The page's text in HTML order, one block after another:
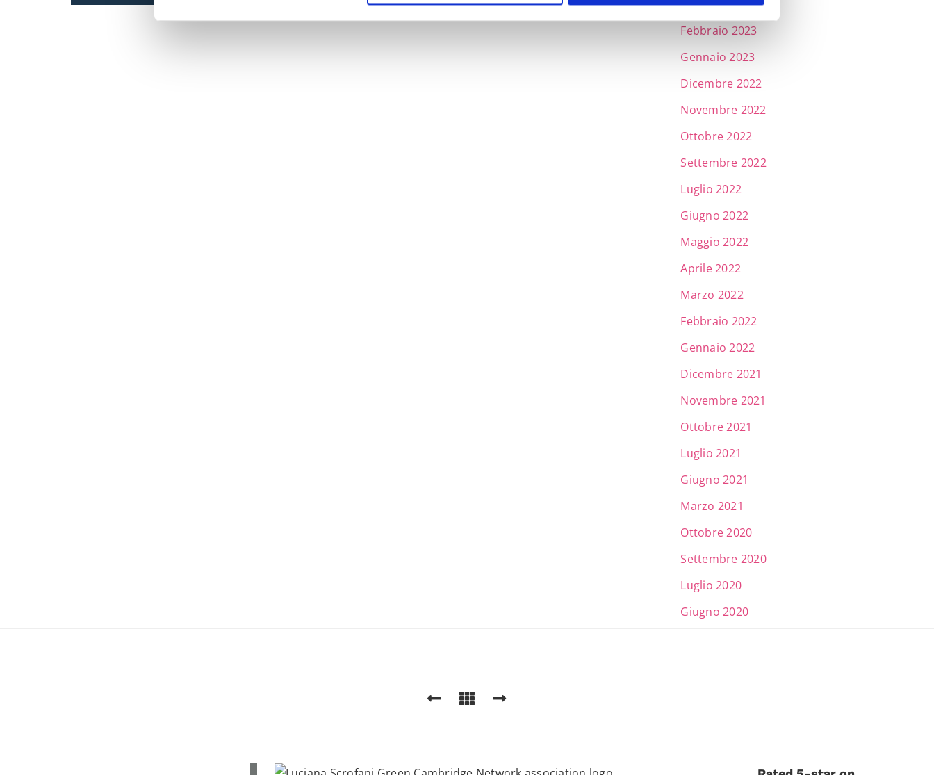
Marzo 2023
Febbraio 2023
Gennaio 2023
Dicembre 2022
Novembre 2022
Ottobre 2022
Settembre 2022
Luglio 2022
Giugno 2022
Maggio 2022
Aprile 2022
Marzo 2022
Febbraio 2022
Gennaio 2022
Dicembre 2021
Novembre 2021
Ottobre 2021
Luglio 2021
Giugno 2021
Marzo 2021
Ottobre 2020
Settembre 2020
Luglio 2020
Giugno 2020